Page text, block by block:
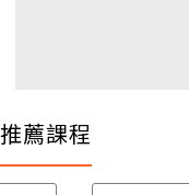
推薦課程